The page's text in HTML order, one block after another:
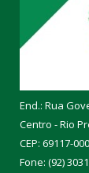
End.: Rua
Centro - Rio
CEP: 69117-000
Fone: (92)